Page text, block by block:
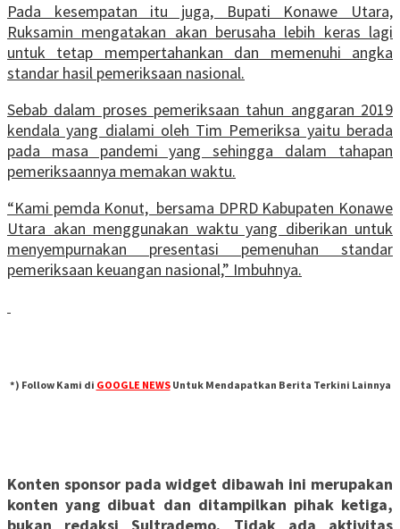
Pada kesempatan itu juga, Bupati Konawe Utara,
Ruksamin mengatakan akan berusaha lebih keras lagi
untuk tetap mempertahankan dan memenuhi angka
standar hasil pemeriksaan nasional.
Sebab dalam proses pemeriksaan tahun anggaran 2019
kendala yang dialami oleh Tim Pemeriksa yaitu berada
pada masa pandemi yang sehingga dalam tahapan
pemeriksaannya memakan waktu.
“Kami pemda Konut, bersama DPRD Kabupaten Konawe
Utara akan menggunakan waktu yang diberikan untuk
menyempurnakan presentasi pemenuhan standar
pemeriksaan keuangan nasional,” Imbuhnya.
*) Follow Kami di GOOGLE NEWSUntuk Mendapatkan Berita Terkini Lainnya
Konten sponsor pada widget dibawah ini merupakan
konten yang dibuat dan ditampilkan pihak ketiga,